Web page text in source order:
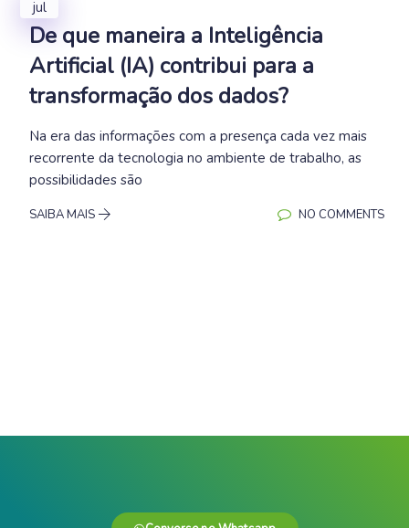
jul
De que maneira a Inteligência
Artificial (IA) contribui para a
transformação dos dados?
Na era das informações com a presença cada vez mais
recorrente da tecnologia no ambiente de trabalho, as
possibilidades são
SAIBA MAIS NO COMMENTS